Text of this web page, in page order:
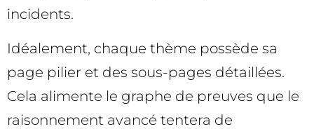
incidents.
Idéalement, chaque thème possède sa
page pilier et des sous-pages détaillées.
Cela alimente le graphe de preuves que le
raisonnement avancé tentera de